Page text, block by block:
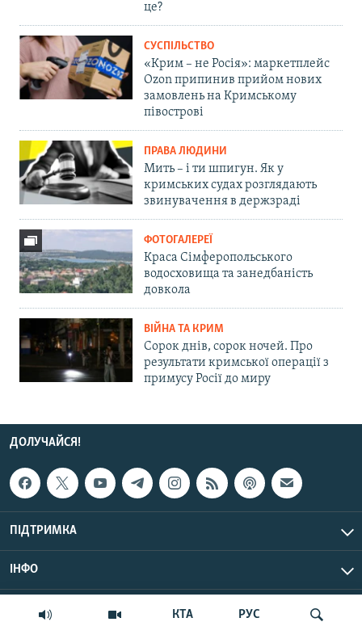
КТА РУС
це?
СУСПІЛЬСТВО
«Крим – не Росія»: маркетплейс
Ozon припинив прийом нових
замовлень на Кримському
півострові
ПРАВА ЛЮДИНИ
Мить – і ти шпигун. Як у
кримських судах розглядають
звинувачення в держзраді
ФОТОГАЛЕРЕЇ
Краса Сімферопольського
водосховища та занедбаність
довкола
ВІЙНА ТА КРИМ
Сорок днів, сорок ночей. Про
результати кримської операції з
примусу Росії до миру
ДОЛУЧАЙСЯ!
ПІДТРИМКА
ІНФО
© Крим.Реалії, 2026 | Усі права застережено.